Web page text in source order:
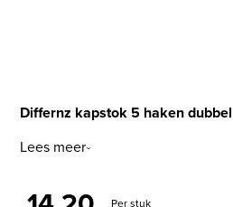
Differnz kapstok 5 haken
Lees meer
Per stuk